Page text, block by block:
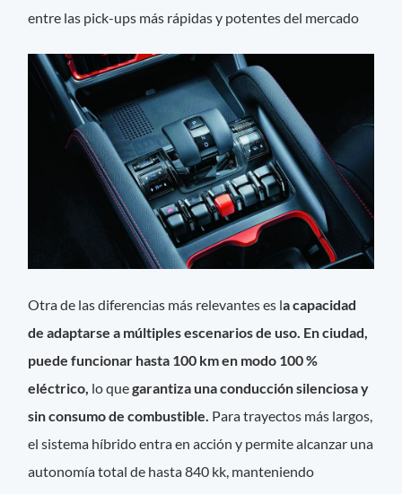
entre las pick-ups más rápidas y potentes del mercado
Otra de las diferencias más relevantes es la capacidad
de adaptarse a múltiples escenarios de uso. En ciudad,
puede funcionar hasta 100 km en modo 100 %
eléctrico, lo quegarantiza una conducción silenciosa y
sin consumo de combustible. Para trayectos más largos,
el sistema híbrido entra en acción y permite alcanzar una
autonomía total de hasta 840 kk, manteniendo